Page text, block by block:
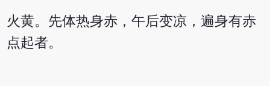
火黄。先体热身赤，午后变凉，遍身有赤
点起者。